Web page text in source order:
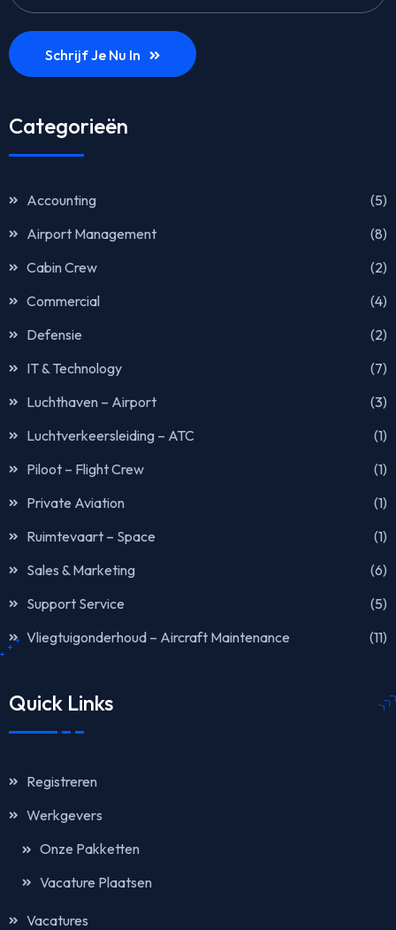
Schrijf Je Nu In
Categorieën
Accounting
(5)
Airport Management
(8)
Cabin Crew
(2)
Commercial
(4)
Defensie
(2)
IT & Technology
(7)
Luchthaven – Airport
(3)
Luchtverkeersleiding – ATC
(1)
Piloot – Flight Crew
(1)
Private Aviation
(1)
Ruimtevaart – Space
(1)
Sales & Marketing
(6)
Support Service
(5)
Vliegtuigonderhoud – Aircraft Maintenance
(11)
Quick Links
Registreren
Werkgevers
Onze Pakketten
Vacature Plaatsen
Vacatures